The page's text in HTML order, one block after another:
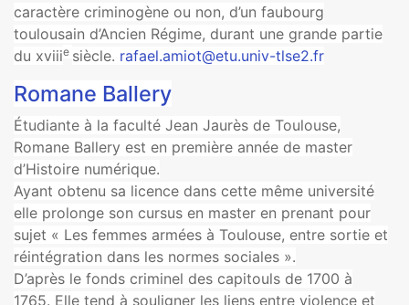
caractère criminogène ou non, d’un faubourg
toulousain d’Ancien Régime, durant une grande partie
du xviiie siècle. rafael.amiot@etu.univ-tlse2.fr
Romane Ballery
Étudiante à la faculté Jean Jaurès de Toulouse,
Romane Ballery est en première année de master
d’Histoire numérique.
Ayant obtenu sa licence dans cette même université
elle prolonge son cursus en master en prenant pour
sujet « Les femmes armées à Toulouse, entre sortie et
réintégration dans les normes sociales ».
D’après le fonds criminel des capitouls de 1700 à
1765. Elle tend à souligner les liens entre violence et